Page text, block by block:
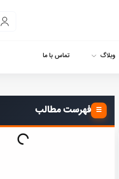
وبلاگ تماس با ما
فهرست مطالب